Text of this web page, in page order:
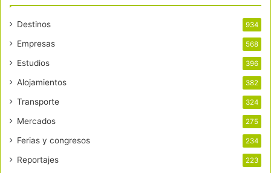
Destinos 934
Empresas 568
Estudios 396
Alojamientos 382
Transporte 324
Mercados 275
Ferias y congresos 234
Reportajes 223